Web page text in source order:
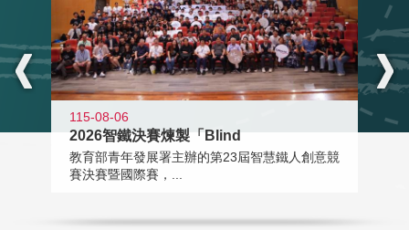
115-08-06
2026智鐵決賽煉製「Blind
教育部青年發展署主辦的第23屆智慧鐵人創意競
賽決賽暨國際賽，...